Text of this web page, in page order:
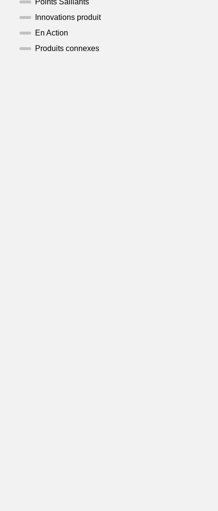
Points Saillants
Innovations produit
En Action
Produits connexes